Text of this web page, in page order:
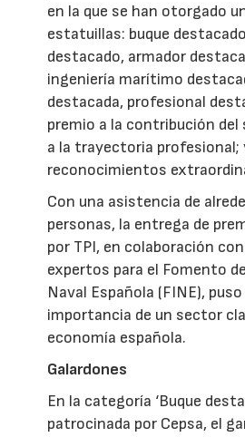
en la que se han otorgado
estatuillas: buque
destacado, armador
ingeniería marítimo
destacada, profesional
premio a la contribución del
a la trayectoria profesional;
reconocimientos
Con una asistencia de
personas, la entrega de
por TPI, en colaboración
expertos para el Fomento
Naval Española (FINE),
importancia de un sector
economía española.
Galardones
En la categoría ‘Buque
patrocinada por Cepsa, el